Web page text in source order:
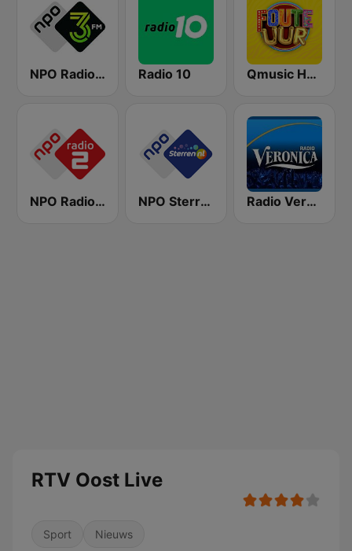
NPO Radio 3FM Radio 10 Qmusic Het Foute Uur
NPO Radio 2 NPO Sterren Radio Veronica
RTV Oost Live
Sport Nieuws